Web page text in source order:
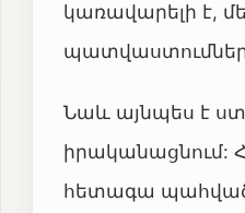
կառավարելի է,
պատվաստումներ
Նաև այնպես է
իրականացնում:
հետագա